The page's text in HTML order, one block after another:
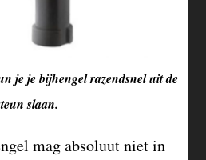
je je bijhengel razendsnel uit de
slaan.
mag absoluut niet in